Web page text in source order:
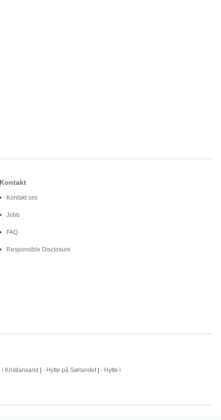
Kontakt
Kontakt oss
Jobb
FAQ
Responsible Disclosure
i Kristiansand - Hytte på Sørlandet| - Hytte i